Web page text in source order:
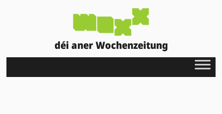
déi aner Wochenzeitung